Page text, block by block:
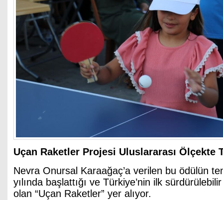
Uçan Raketler Projesi Uluslararası Ölçekte
Nevra Onursal Karaağaç’a verilen bu ödülün
yılında başlattığı ve Türkiye’nin ilk
olan “Uçan Raketler” yer alıyor.